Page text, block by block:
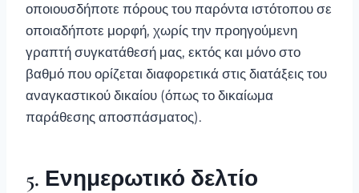
οποιουσδήποτε πόρους του παρόντα ιστότοπου σε
οποιαδήποτε μορφή, χωρίς την προηγούμενη
γραπτή συγκατάθεσή μας, εκτός και μόνο στο
βαθμό που ορίζεται διαφορετικά στις διατάξεις του
αναγκαστικού δικαίου (όπως το δικαίωμα
παράθεσης αποσπάσματος).
5. Ενημερωτικό δελτίο